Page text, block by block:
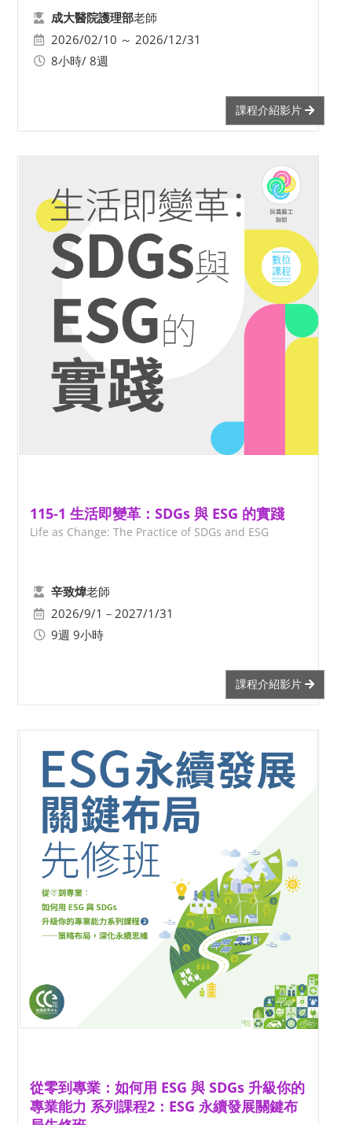
成大醫院護理部老師
2026/02/10 ～ 2026/12/31
8小時/ 8週
課程介紹影片
115-1 生活即變革：SDGs 與 ESG 的實踐
Life as Change: The Practice of SDGs and ESG
辛致煒老師
2026/9/1－2027/1/31
9週 9小時
課程介紹影片
從零到專業：如何用 ESG 與 SDGs 升級你的
專業能力 系列課程2：ESG 永續發展關鍵布